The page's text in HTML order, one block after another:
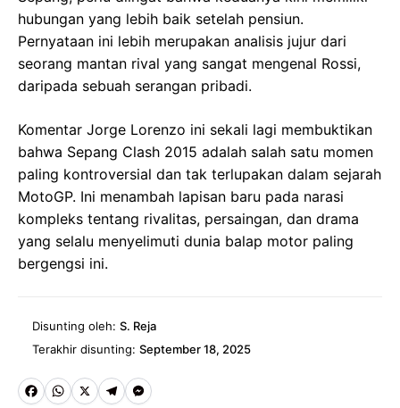
hubungan yang lebih baik setelah pensiun.
Pernyataan ini lebih merupakan analisis jujur dari
seorang mantan rival yang sangat mengenal Rossi,
daripada sebuah serangan pribadi.
Komentar Jorge Lorenzo ini sekali lagi membuktikan
bahwa Sepang Clash 2015 adalah salah satu momen
paling kontroversial dan tak terlupakan dalam sejarah
MotoGP. Ini menambah lapisan baru pada narasi
kompleks tentang rivalitas, persaingan, dan drama
yang selalu menyelimuti dunia balap motor paling
bergengsi ini.
Disunting oleh: S. Reja
Terakhir disunting: September 18, 2025
Fa W
X
Te M